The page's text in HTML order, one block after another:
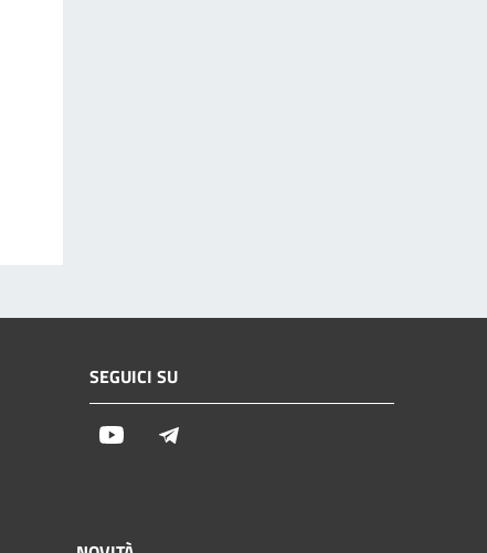
SEGUICI SU
Youtube